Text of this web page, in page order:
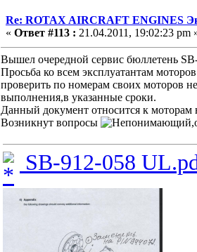
Re: ROTAX AIRCRAFT ENGINES
« Ответ #113 : 21.04.2011, 19:02:23 pm
Вышел очередной сервис бюллетень
Просьба ко всем эксплуатантам
проверить по номерам своих моторов
выполнения,в указанные сроки.
Данный документ относится к
Возникнут вопросы
SB-912-058